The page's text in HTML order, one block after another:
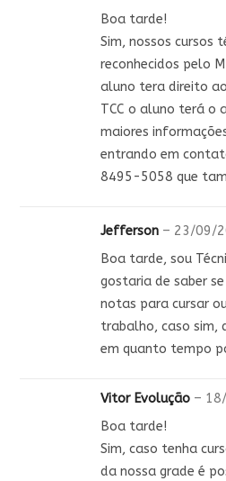
Boa tarde!
Sim, nossos cursos
reconhecidos pelo
aluno tera direito
TCC o aluno terá o
maiores
entrando em
8495-5058 que
Jefferson – 23/09/
Boa tarde, sou
gostaria de saber
notas para cursar
trabalho, caso sim,
em quanto tempo
Vitor Evolução –
Boa tarde!
Sim, caso tenha
da nossa grade é